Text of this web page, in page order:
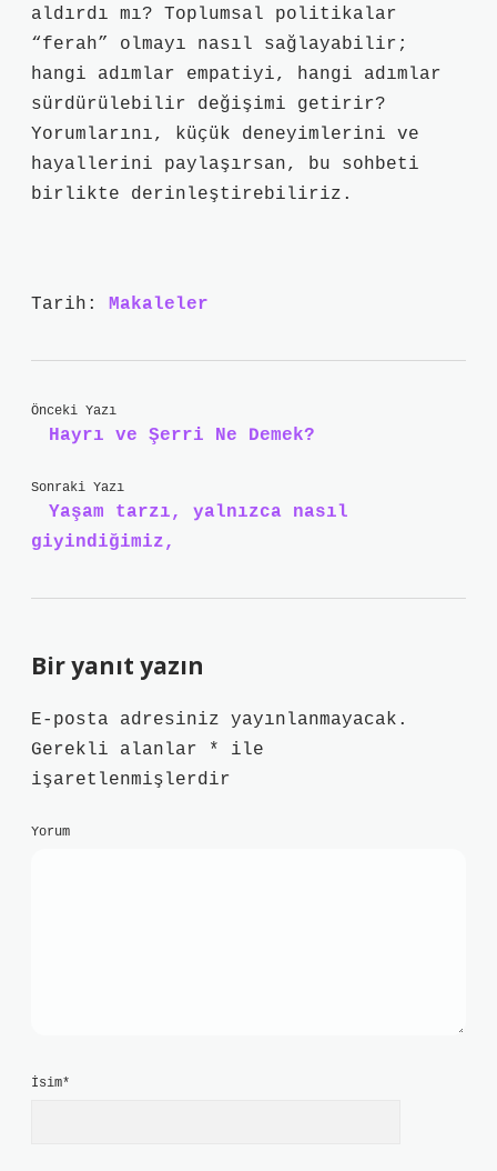
aldırdı mı? Toplumsal politikalar
“ferah” olmayı nasıl sağlayabilir;
hangi adımlar empatiyi, hangi adımlar
sürdürülebilir değişimi getirir?
Yorumlarını, küçük deneyimlerini ve
hayallerini paylaşırsan, bu sohbeti
birlikte derinleştirebiliriz.
Tarih: Makaleler
Önceki Yazı
Hayrı ve Şerri Ne Demek?
Sonraki Yazı
Yaşam tarzı, yalnızca nasıl
giyindiğimiz,
Bir yanıt yazın
E-posta adresiniz yayınlanmayacak.
Gerekli alanlar
*
ile
işaretlenmişlerdir
Yorum
İsim*